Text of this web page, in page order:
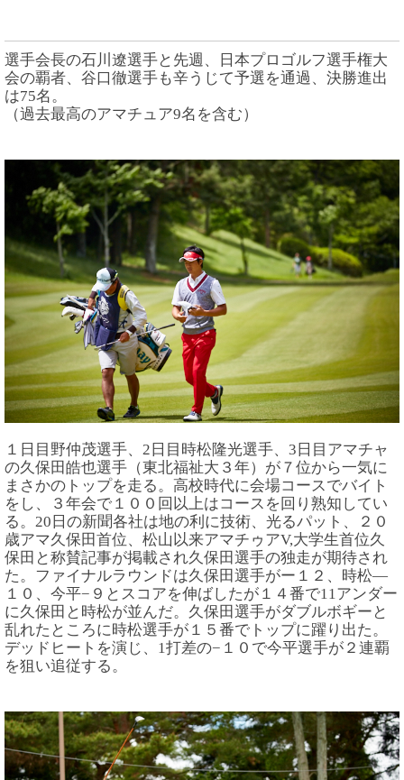
選手会長の石川遼選手と先週、日本プロゴルフ選手権大
会の覇者、谷口徹選手も辛うじて予選を通過、決勝進出
は75名。
（過去最高のアマチュア9名を含む）
１日目野仲茂選手、2日目時松隆光選手、3日目アマチャ
の久保田皓也選手（東北福祉大３年）が７位から一気に
まさかのトップを走る。高校時代に会場コースでバイト
をし、３年会で１００回以上はコースを回り熟知してい
る。20日の新聞各社は地の利に技術、光るパット、２０
歳アマ久保田首位、松山以来アマチゥアV,大学生首位久
保田と称賛記事が掲載され久保田選手の独走が期待され
た。ファイナルラウンドは久保田選手がー１２、時松—
１０、今平−９とスコアを伸ばしたが１４番で11アンダー
に久保田と時松が並んだ。久保田選手がダブルボギーと
乱れたところに時松選手が１５番でトップに躍り出た。
デッドヒートを演じ、1打差の−１０で今平選手が２連覇
を狙い追従する。